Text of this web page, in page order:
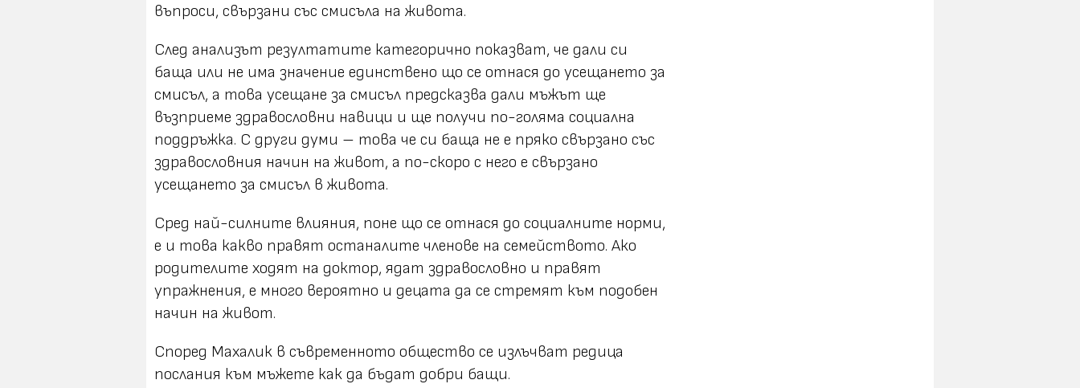
въпроси, свързани със смисъла на живота.
След анализът резултатите категорично показват, че дали си
баща или не има значение единствено що се отнася до усещането за
смисъл, а това усещане за смисъл предсказва дали мъжът ще
възприеме здравословни навици и ще получи по-голяма социална
поддръжка. С други думи – това че си баща не е пряко свързано със
здравословния начин на живот, а по-скоро с него е свързано
усещането за смисъл в живота.
Сред най-силните влияния, поне що се отнася до социалните норми,
е и това какво правят останалите членове на семейството. Ако
родителите ходят на доктор, ядат здравословно и правят
упражнения, е много вероятно и децата да се стремят към подобен
начин на живот.
Според Махалик в съвременното общество се излъчват редица
послания към мъжете как да бъдат добри бащи.